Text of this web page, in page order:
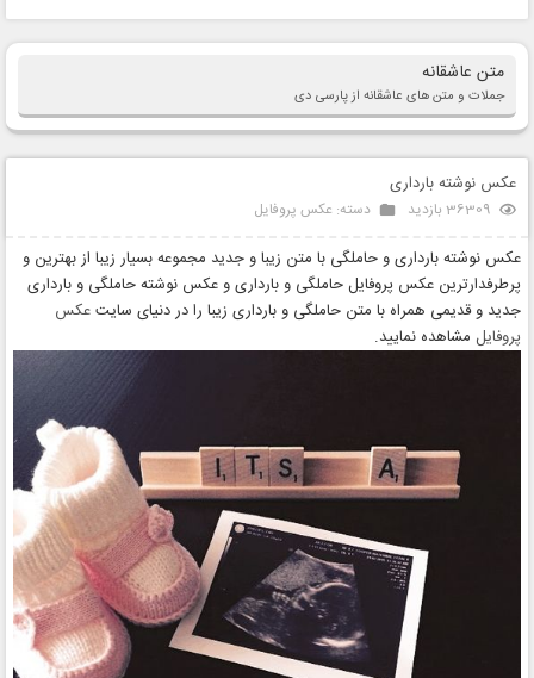
متن عاشقانه
جملات و متن های عاشقانه از پارسی دی
عکس نوشته بارداری
36309 بازدید دسته: عکس پروفایل
عکس نوشته بارداری و حاملگی با متن زیبا و جدید مجموعه بسیار زیبا از بهترین و
پرطرفدارترین عکس پروفایل حاملگی و بارداری و عکس نوشته حاملگی و بارداری
جدید و قدیمی همراه با متن حاملگی و بارداری زیبا را در دنیای سایت عکس
پروفایل مشاهده نمایید.